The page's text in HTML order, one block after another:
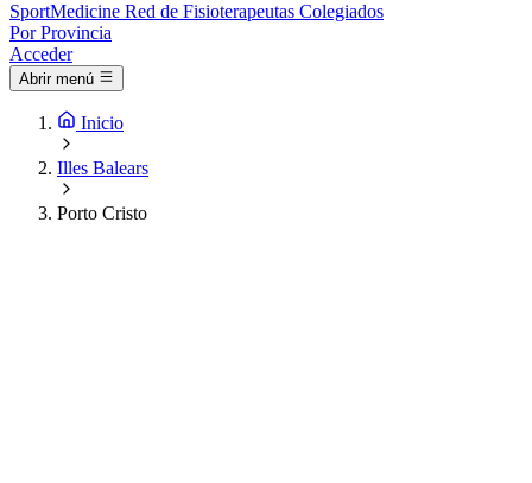
SportMedicine Red de Fisioterapeutas Colegiados
Por Provincia
Acceder
Abrir menú
Inicio
Illes Balears
Porto Cristo